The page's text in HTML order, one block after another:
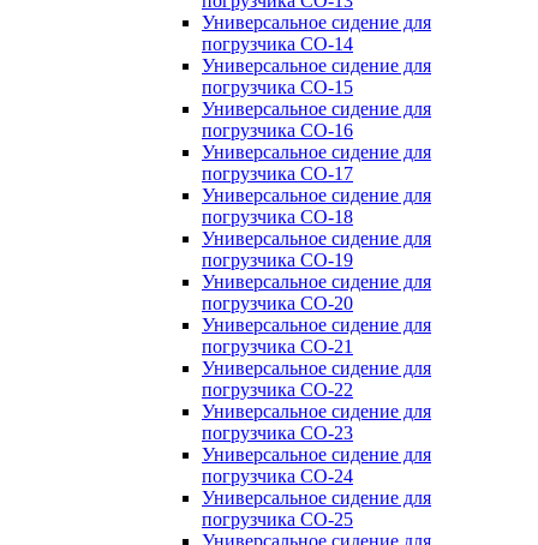
Универсальное сидение для
погрузчика CO-14
Универсальное сидение для
погрузчика CO-15
Универсальное сидение для
погрузчика CO-16
Универсальное сидение для
погрузчика CO-17
Универсальное сидение для
погрузчика CO-18
Универсальное сидение для
погрузчика CO-19
Универсальное сидение для
погрузчика CO-20
Универсальное сидение для
погрузчика CO-21
Универсальное сидение для
погрузчика CO-22
Универсальное сидение для
погрузчика CO-23
Универсальное сидение для
погрузчика CO-24
Универсальное сидение для
погрузчика CO-25
Универсальное сидение для